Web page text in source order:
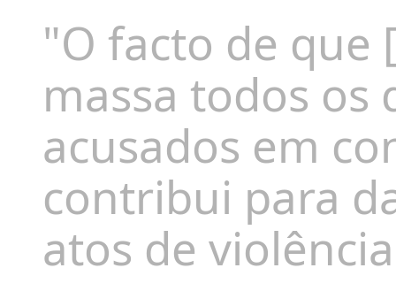
"O facto de
massa todos
acusados em
contribui para
atos de